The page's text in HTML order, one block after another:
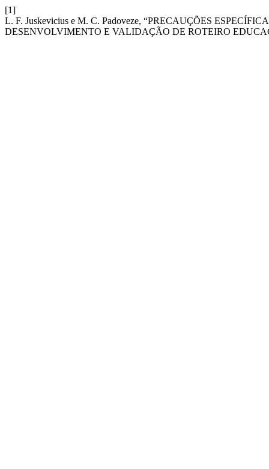
[1]
L. F. Juskevicius e M. C. Padoveze, “PRECAUÇÕES
DESENVOLVIMENTO E VALIDAÇÃO DE ROTEIRO